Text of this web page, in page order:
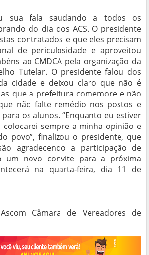
sua fala saudando a todos os
do dia dos ACS. O presidente
contratados e que eles precisam
de periculosidade e aproveitou
ao CMDCA pela organização da
Tutelar. O presidente falou dos
cidade e deixou claro que não é
que a prefeitura comemore e não
não falte remédio nos postos e
os alunos. “Enquanto eu estiver
colocarei sempre a minha opinião e
povo”, finalizou o presidente, que
agradecendo a participação de
um novo convite para a próxima
na quarta-feira, dia 11 de
Câmara de Vereadores de